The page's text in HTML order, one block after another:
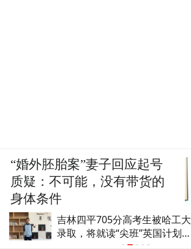
吉林四平705分高考生被哈工大
录取，将就读“尖班”英国计划，
当事人高二时就关注哈工大，称
“婚外胚胎案”妻子回应起号
质疑：不可能，没有带货的
身体条件
现代快报